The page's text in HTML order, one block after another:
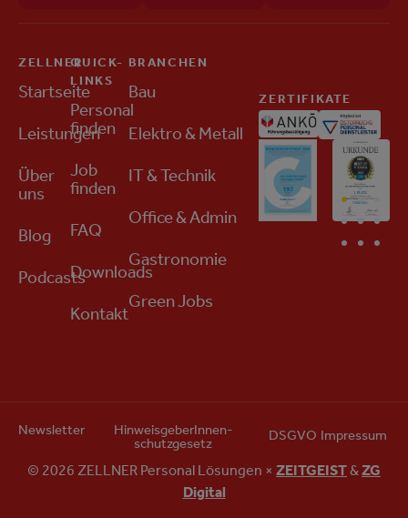
ZELLNER
Startseite
Leistungen
Über
uns
Blog
Podcasts
QUICK-
LINKS
Personal
finden
Job
finden
FAQ
Downloads
Kontakt
BRANCHEN
Bau
Elektro & Metall
IT & Technik
Office & Admin
Gastronomie
Green Jobs
ZERTIFIKATE
© 2026 ZELLNER Personal Lösungen × ZEITGEIST &ZG
Digital
Newsletter
HinweisgeberInnen­
schutzgesetz
DSGVO Impressum